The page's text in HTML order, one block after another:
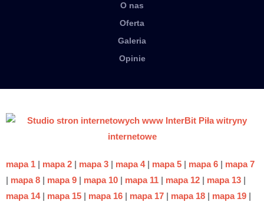
O nas
Oferta
Galeria
Opinie
mapa 1 mapa 2 mapa 3 mapa 4| mapa 5 mapa 6
mapa 7
mapa 8 mapa 9 mapa 10 mapa 11 mapa 12 mapa 13
mapa 14| mapa 15 mapa 16 mapa 17 mapa 18 mapa 19